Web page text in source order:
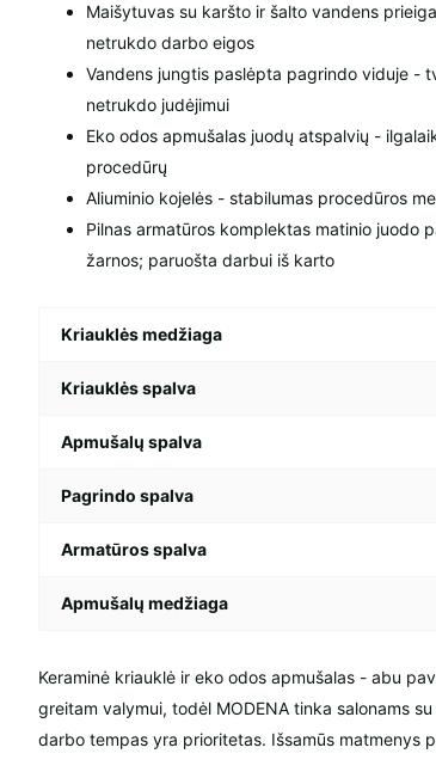
Maišytuvas su karšto ir šalto vandens
netrukdo darbo eigos
Vandens jungtis paslėpta pagrindo viduje -
netrukdo judėjimui
Eko odos apmušalas juodų atspalvių -
procedūrų
Aliuminio kojelės - stabilumas procedūros
Pilnas armatūros komplektas matinio juodo
žarnos; paruošta darbui iš karto
Kriauklės medžiaga
Kriauklės spalva
Apmušalų spalva
Pagrindo spalva
Armatūros spalva
Apmušalų medžiaga
Keraminė kriauklė ir eko odos apmušalas - abu
greitam valymui, todėl MODENA tinka salonams
darbo tempas yra prioritetas. Išsamūs matmenys